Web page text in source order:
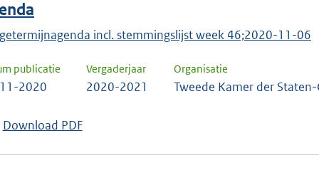
incl. stemmingslijst week 46;2020-11-06
publicatie
2020
Vergaderjaar
2020-2021
Organisatie
Tweede Kamer der Staten-
Download PDF